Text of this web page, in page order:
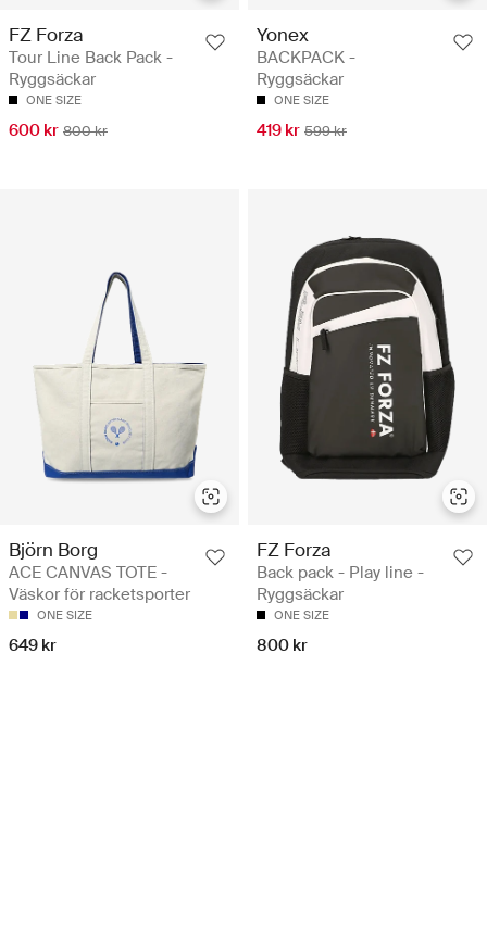
FZ Forza
Tour Line Back Pack -
Ryggsäckar
ONE SIZE
600 kr 800 kr
Yonex
BACKPACK -
Ryggsäckar
ONE SIZE
419 kr 599 kr
Björn Borg
ACE CANVAS TOTE -
Väskor för racketsporter
ONE SIZE
649 kr
FZ Forza
Back pack - Play line -
Ryggsäckar
ONE SIZE
800 kr